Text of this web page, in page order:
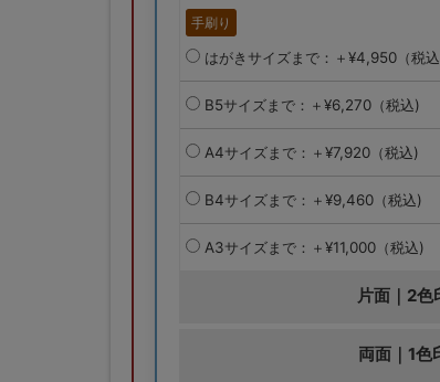
手刷り
はがきサイズまで：＋¥4,950（税
B5サイズまで：＋¥6,270（税込)
A4サイズまで：＋¥7,920（税込)
B4サイズまで：＋¥9,460（税込)
A3サイズまで：＋¥11,000（税込)
片面｜2色
両面｜1色